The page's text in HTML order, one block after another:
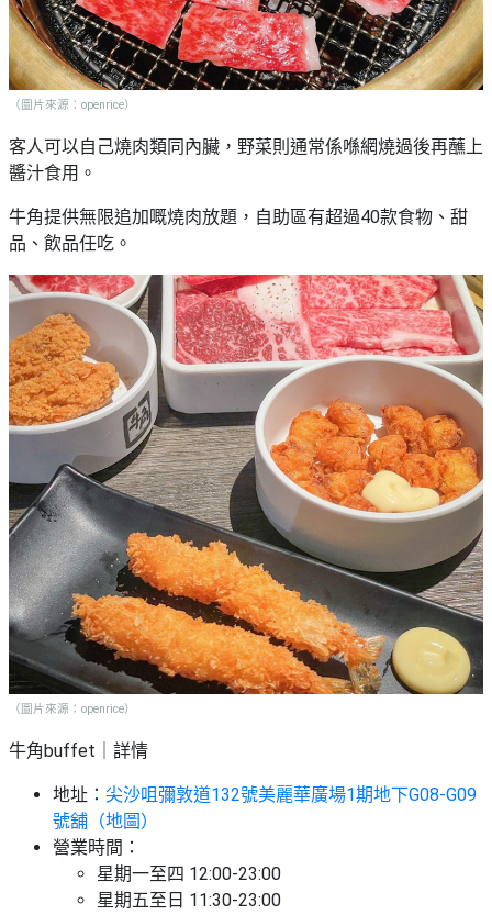
（圖片來源：openrice）
客人可以自己燒肉類同內臟，野菜則通常係喺網燒過後再蘸上
醬汁食用。
牛角提供無限追加嘅燒肉放題，自助區有超過40款食物、甜
品、飲品任吃。
（圖片來源：openrice）
牛角buffet｜詳情
地址： 尖沙咀彌敦道132號美麗華廣場1期地下G08-G09
號舖（地圖）
營業時間：
星期一至四 12:00-23:00
星期五至日 11:30-23:00